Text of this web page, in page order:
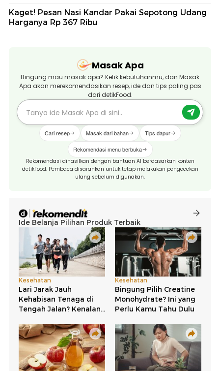
Kaget! Pesan Nasi Kandar Pakai Sepotong Udang
Harganya Rp 367 Ribu
Masak Apa
Bingung mau masak apa? Ketik kebutuhanmu, dan Masak
Apa akan merekomendasikan resep, ide dan tips paling pas
dari detikFood.
Cari resep Masak dari bahan Tips dapur
Rekomendasi menu berbuka
Rekomendasi dihasilkan dengan bantuan AI berdasarkan konten
detikFood. Pembaca disarankan untuk tetap melakukan pengecekan
ulang sebelum digunakan.